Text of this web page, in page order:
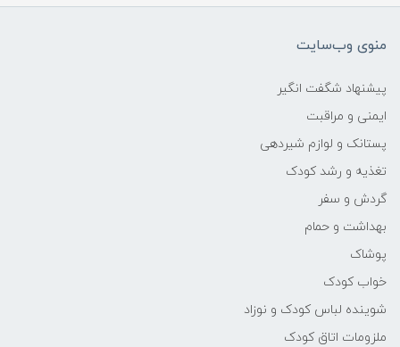
نازک و سبک با حفظ قدرت جذب
طراحی:
ارگونومیک و متناسب با فرم سینه
ثبات روی لباس:
جابه‌جایی
تهویه‌پذیری:
منوی وب‌سایت
پیشنهاد شگفت انگیر
ایمنی و مراقبت
پستانک و لوازم شیردهی
تغذیه و رشد کودک
گردش و سفر
بهداشت و حمام
پوشاک
خواب کودک
شوینده لباس کودک و نوزاد
ملزومات اتاق کودک